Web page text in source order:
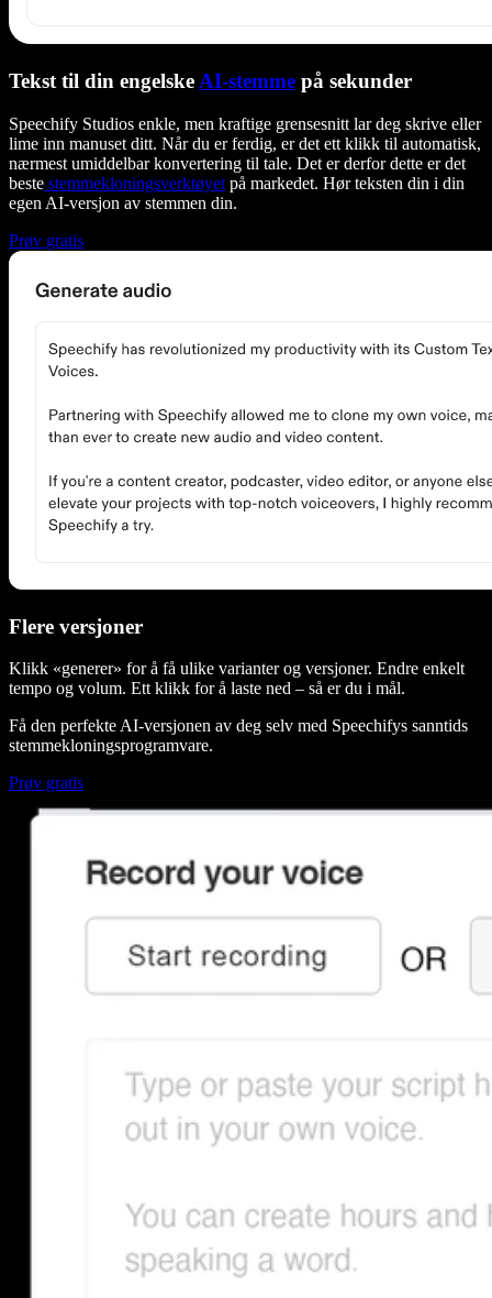
Tekst til din engelske AI-stemme på sekunder
Speechify Studios enkle, men kraftige grensesnitt lar deg skrive eller
lime inn manuset ditt. Når du er ferdig, er det ett klikk til automatisk,
nærmest umiddelbar konvertering til tale. Det er derfor dette er det
beste stemmekloningsverktøyet på markedet. Hør teksten din i din
egen AI-versjon av stemmen din.
Prøv gratis
Flere versjoner
Klikk «generer» for å få ulike varianter og versjoner. Endre enkelt
tempo og volum. Ett klikk for å laste ned – så er du i mål.
Få den perfekte AI-versjonen av deg selv med Speechifys sanntids
stemmekloningsprogramvare.
Prøv gratis